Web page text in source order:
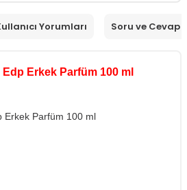
Yorumları Soru ve Cevap
Erkek Parfüm 100 ml
Erkek Parfüm 100 ml